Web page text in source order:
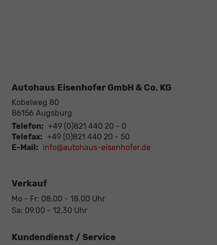
Autohaus Eisenhofer GmbH & Co. KG
Kobelweg 80
86156 Augsburg
Telefon: +49 (0)821 440 20 - 0
Telefax: +49 (0)821 440 20 - 50
E-Mail: info@autohaus-eisenhofer.de
Verkauf
Mo - Fr: 08.00 - 18.00 Uhr
Sa: 09.00 - 12.30 Uhr
Kundendienst / Service